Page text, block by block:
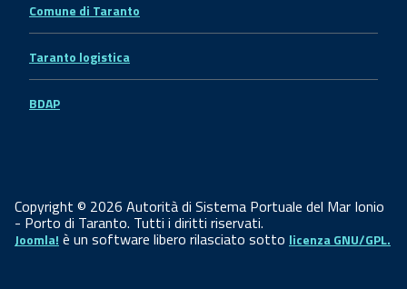
Comune di Taranto
Taranto logistica
BDAP
Copyright © 2026 Autorità di Sistema Portuale del Mar Ionio
- Porto di Taranto. Tutti i diritti riservati.
Joomla! è un software libero rilasciato sotto licenza GNU/GPL.